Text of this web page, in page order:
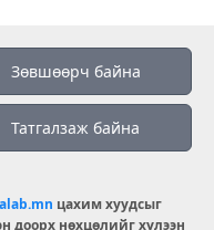
Зөвшөөрч байна
Татгалзаж байна
цахим хуудсыг
доорх нөхцөлийг хүлээн